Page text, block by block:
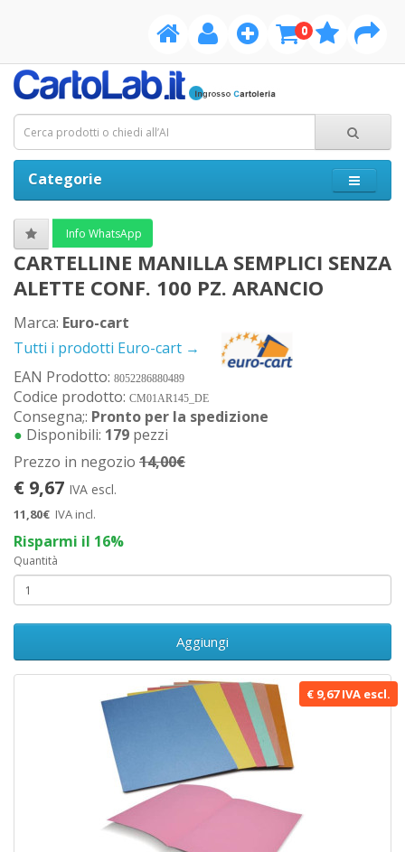
0
Categorie
€ 9,67 IVA escl.
Info WhatsApp
CARTELLINE MANILLA SEMPLICI SENZA
ALETTE CONF. 100 PZ. ARANCIO
Marca: Euro-cart
Tutti i prodotti Euro-cart →
EAN Prodotto: 8052286880489
Codice prodotto: CM01AR145_DE
Consegna;: Pronto per la spedizione
● Disponibili: 179 pezzi
Prezzo in negozio 14,00€
€ 9,67 IVA escl.
11,80€ IVA incl.
Risparmi il 16%
Quantità
Aggiungi